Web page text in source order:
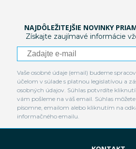
NAJDÔLEŽITEJŠIE NOVINKY
Získajte zaujímavé informácie
Vaše osobné údaje (email) budeme
účelom v súlade s platnou legislatívou a
osobných údajov. Súhlas potvrdíte
vám pošleme na váš email. Súhlas
písomne, emailom alebo kliknutím na
informačného emailu.